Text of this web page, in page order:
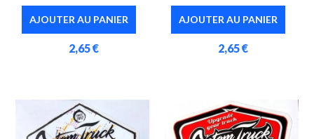
AJOUTER AU PANIER
2,65 €
AJOUTER AU PANIER
2,65 €